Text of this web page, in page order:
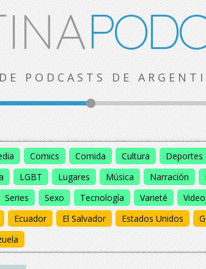
PODCASTS DE
Comics Comida Cultura Deportes
LGBT Lugares Música Narración
Series Sexo Tecnología Varieté
Ecuador El Salvador Estados Unidos